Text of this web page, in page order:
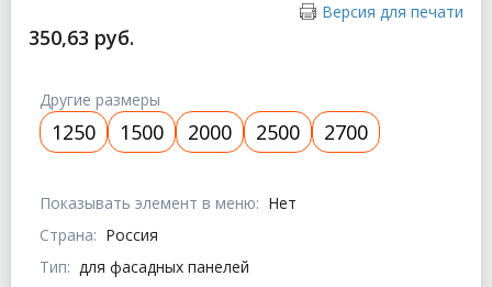
Версия для печати
350,63 руб.
Показывать элемент в меню: Нет
Страна: Россия
Тип: для фасадных панелей
Другие размеры
1250 1500 2000 2500 2700